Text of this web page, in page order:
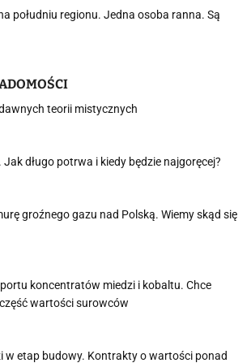
południu regionu. Jedna osoba ranna. Są
teorii mistycznych
długo potrwa i kiedy będzie najgoręcej?
groźnego gazu nad Polską. Wiemy skąd się
koncentratów miedzi i kobaltu. Chce
wartości surowców
w etap budowy. Kontrakty o wartości ponad